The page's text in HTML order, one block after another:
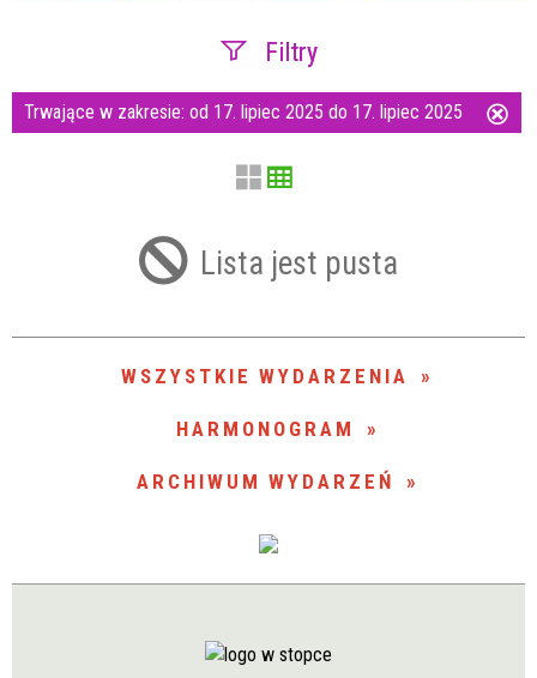
Filtry
Szukana fraza
Trwające w zakresie: od 17. lipiec 2025 do 17. lipiec 2025
Lista jest pusta
WSZYSTKIE WYDARZENIA
HARMONOGRAM
ARCHIWUM WYDARZEŃ